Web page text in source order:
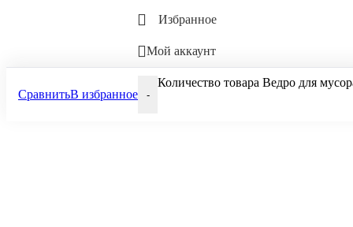
Избранное
Мой аккаунт
СравнитьВ избранное -
Количество товара Ведро для